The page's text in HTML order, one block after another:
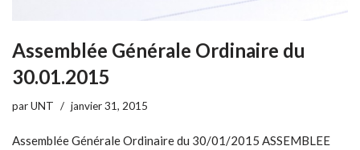
Assemblée Générale Ordinaire du
30.01.2015
parUNT janvier 31, 2015
Assemblée Générale Ordinaire du 30/01/2015 ASSEMBLEE